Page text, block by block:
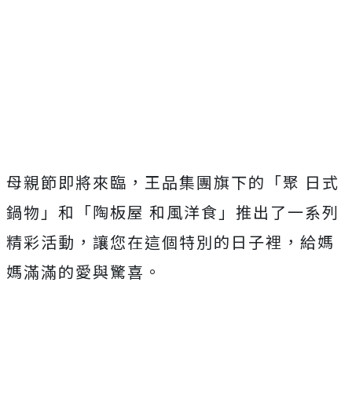
母親節即將來臨，王品集團旗下的「聚 日式
鍋物」和「陶板屋 和風洋食」推出了一系列
精彩活動，讓您在這個特別的日子裡，給媽
媽滿滿的愛與驚喜。